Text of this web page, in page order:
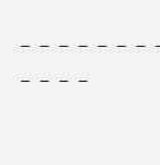
－－－－－－
－－－－